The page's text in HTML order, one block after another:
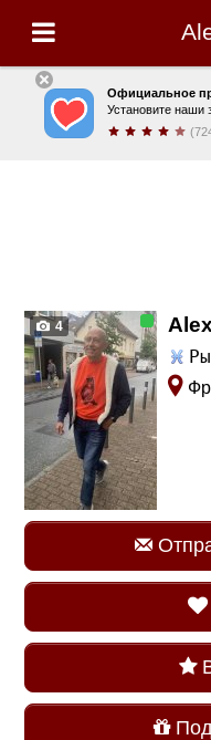
Официальное
Установите наши
4